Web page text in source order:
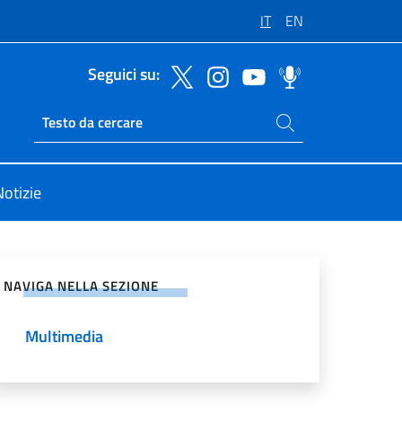
IT EN
Seguici su:
Ricerca sito live
Cerca nel sito
NAVIGA NELLA SEZIONE
Multimedia